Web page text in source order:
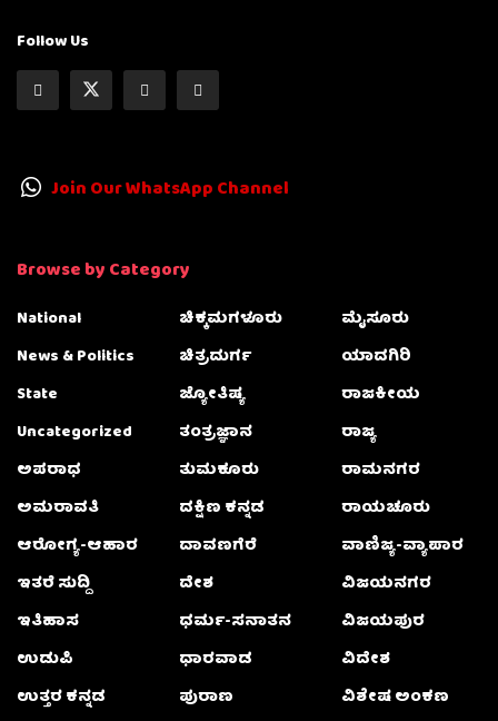
Follow Us
Join Our WhatsApp Channel
Browse by Category
National
News & Politics
State
Uncategorized
ಅಪರಾಧ
ಅಮರಾವತಿ
ಆರೋಗ್ಯ-ಆಹಾರ
ಇತರೆ ಸುದ್ದಿ
ಇತಿಹಾಸ
ಉಡುಪಿ
ಉತ್ತರ ಕನ್ನಡ
ಚಿಕ್ಕಮಗಳೂರು
ಚಿತ್ರದುರ್ಗ
ಜ್ಯೋತಿಷ್ಯ
ತಂತ್ರಜ್ಞಾನ
ತುಮಕೂರು
ದಕ್ಷಿಣ ಕನ್ನಡ
ದಾವಣಗೆರೆ
ದೇಶ
ಧರ್ಮ-ಸನಾತನ
ಧಾರವಾಡ
ಪುರಾಣ
ಮೈಸೂರು
ಯಾದಗಿರಿ
ರಾಜಕೀಯ
ರಾಜ್ಯ
ರಾಮನಗರ
ರಾಯಚೂರು
ವಾಣಿಜ್ಯ-ವ್ಯಾಪಾರ
ವಿಜಯನಗರ
ವಿಜಯಪುರ
ವಿದೇಶ
ವಿಶೇಷ ಅಂಕಣ